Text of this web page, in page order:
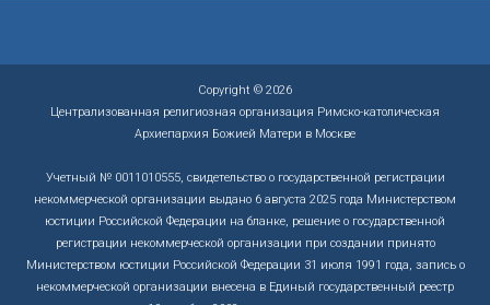
Copyright © 2026
Централизованная религиозная организация Римско-католическая
Архиепархия Божией Матери в Москве
Учетный № 0011010555, свидетельство о государственной регистрации
некоммерческой организации выдано 6 августа 2025 года Министерством
юстиции Российской Федерации на бланке, решение о государственной
регистрации некоммерческой организации при создании принято
Министерством юстиции Российской Федерации 31 июля 1991 года, запись о
некоммерческой организации внесена в Единый государственный реестр